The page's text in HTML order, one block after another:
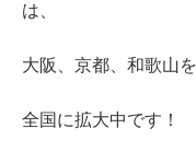
は、
大阪、京都、和歌山
全国に拡大中です！